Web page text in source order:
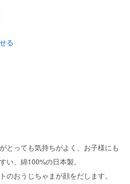
る
とっても気持ちがよく、お子様にも
い、綿100%の日本製。
のおうじちゃまが顔をだします。